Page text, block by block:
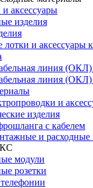
аксессуары
изделия
лотки и аксессуары
линия (ОКЛ)
линия
и
изделия
с кабелем
и расходные
модули
розетки